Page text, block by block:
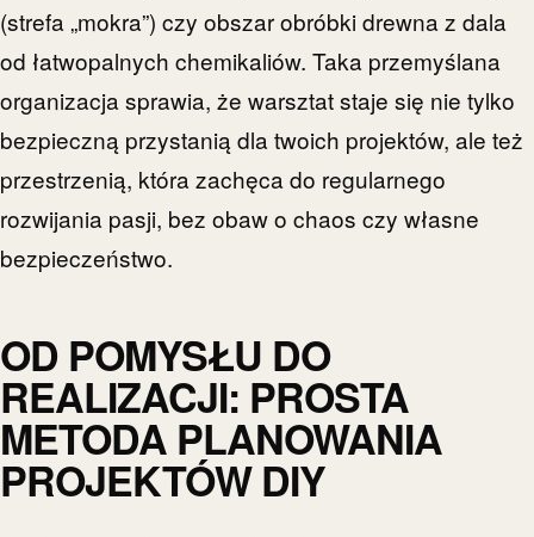
(strefa „mokra”) czy obszar obróbki drewna z dala
od łatwopalnych chemikaliów. Taka przemyślana
organizacja sprawia, że warsztat staje się nie tylko
bezpieczną przystanią dla twoich projektów, ale też
przestrzenią, która zachęca do regularnego
rozwijania pasji, bez obaw o chaos czy własne
bezpieczeństwo.
OD POMYSŁU DO
REALIZACJI: PROSTA
METODA PLANOWANIA
PROJEKTÓW DIY